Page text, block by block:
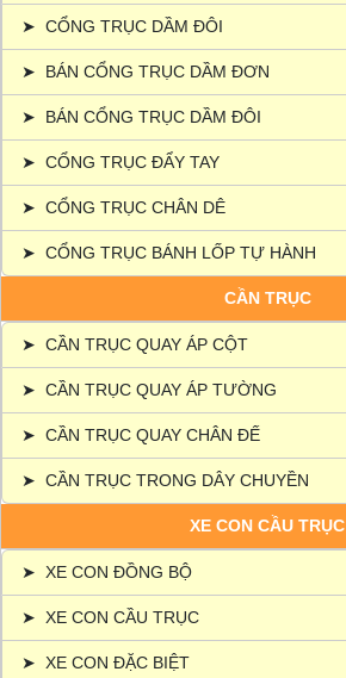
➤ CỔNG TRỤC DẦM ĐÔI
➤ BÁN CỔNG TRỤC DẦM ĐƠN
➤ BÁN CỔNG TRỤC DẦM ĐÔI
➤ CỔNG TRỤC ĐẨY TAY
➤ CỔNG TRỤC CHÂN DÊ
➤ CỔNG TRỤC BÁNH LỐP TỰ HÀNH
CẦN TRỤC
➤ CẦN TRỤC QUAY ÁP CỘT
➤ CẦN TRỤC QUAY ÁP TƯỜNG
➤ CẦN TRỤC QUAY CHÂN ĐẾ
➤ CẦN TRỤC TRONG DÂY CHUYỀN
XE CON CẦU TRỤC
➤ XE CON ĐỒNG BỘ
➤ XE CON CẦU TRỤC
➤ XE CON ĐẶC BIỆT